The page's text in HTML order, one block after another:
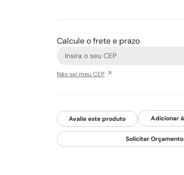
Calcule o frete e prazo
Não sei meu CEP
Avalie este produto
Solicitar Orçamento